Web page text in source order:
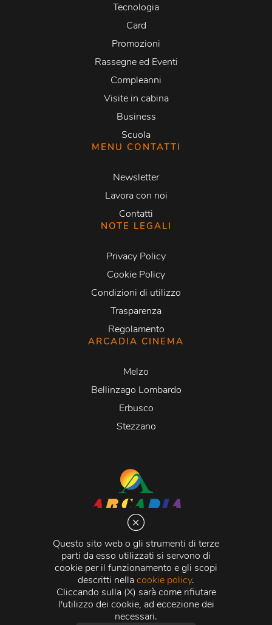
Questo sito web o gli strumenti di terze
parti da esso utilizzati si servono di
cookie per il funzionamento e gli scopi
descritti nellacookie policy.
Cliccando sulla (X) sarà come rifiutare
l'utilizzo dei cookie, ad eccezione dei
necessari.
Tecnologia
Card
Promozioni
Rassegne ed Eventi
Compleanni
Visite in cabina
Business
Scuola
MENU CONTATTI
Newsletter
Lavora con noi
Contatti
NOTE LEGALI
Privacy Policy
Cookie Policy
Condizioni di utilizzo
Trasparenza
Regolamento
ARCADIA CINEMA
Melzo
Bellinzago Lombardo
Erbusco
Stezzano
Via Martiri della Libertà 20066 Melzo (MI)
C.C.I.A.A. - R.E.A di Milano n. 1427910
Registro delle Imprese di Milano n. 338392 -
Fiscale e Partita Iva11015840157 | Capitale Sociale
500.000,00 i.v.
Credits:Crea Informatica S.r.l. 2026 © Tutti i diritti
riservati.